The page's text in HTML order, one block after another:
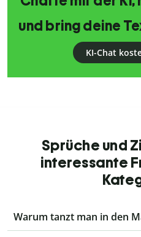
und bring deine
KI-Chat
Sprüche und
interessante
Warum tanzt man in den